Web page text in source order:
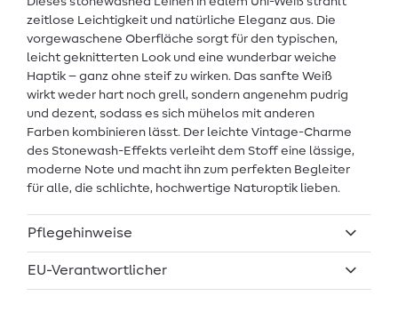
zeitlose Leichtigkeit und natürliche Eleganz aus. Die
vorgewaschene Oberfläche sorgt für den typischen,
leicht geknitterten Look und eine wunderbar weiche
Haptik – ganz ohne steif zu wirken. Das sanfte Weiß
wirkt weder hart noch grell, sondern angenehm pudrig
und dezent, sodass es sich mühelos mit anderen
Farben kombinieren lässt. Der leichte Vintage-Charme
des Stonewash-Effekts verleiht dem Stoff eine lässige,
moderne Note und macht ihn zum perfekten Begleiter
für alle, die schlichte, hochwertige Naturoptik lieben.
Pflegehinweise
EU-Verantwortlicher